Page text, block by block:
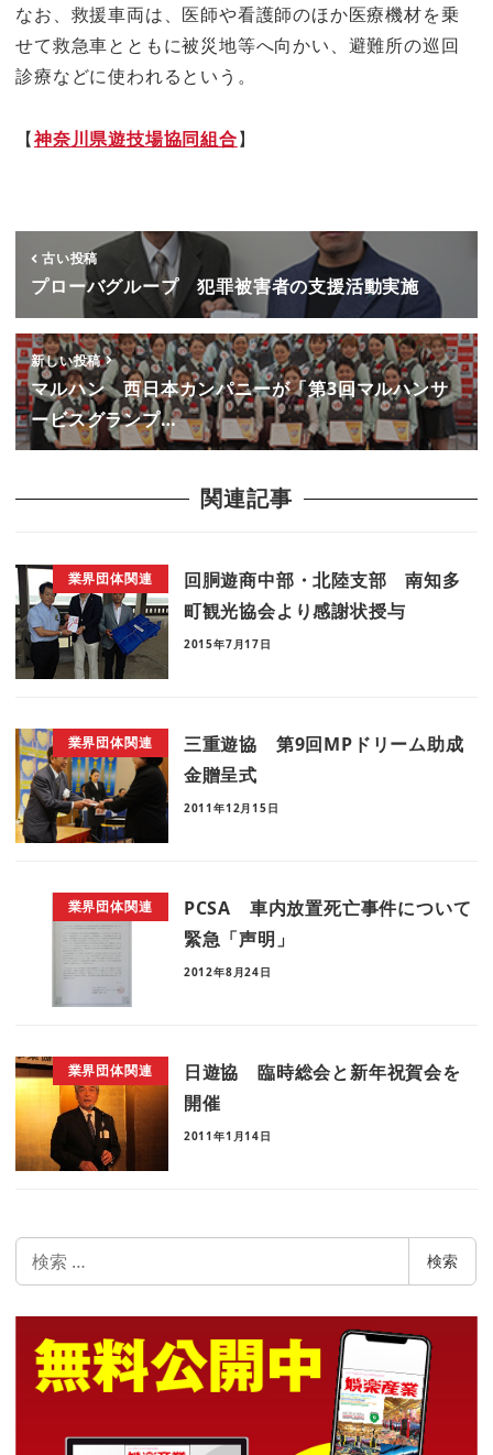
なお、救援車両は、医師や看護師のほか医療機材を乗
せて救急車とともに被災地等へ向かい、避難所の巡回
診療などに使われるという。
【神奈川県遊技場協同組合】
古い投稿
プローバグループ 犯罪被害者の支援活動実施
新しい投稿
マルハン 西日本カンパニーが「第3回マルハンサ
ービスグランプ…
関連記事
業界団体関連
回胴遊商中部・北陸支部 南知多
町観光協会より感謝状授与
2015年7月17日
業界団体関連
三重遊協 第9回MPドリーム助成
金贈呈式
2011年12月15日
業界団体関連
PCSA 車内放置死亡事件について
緊急「声明」
2012年8月24日
業界団体関連
日遊協 臨時総会と新年祝賀会を
開催
2011年1月14日
索
検索